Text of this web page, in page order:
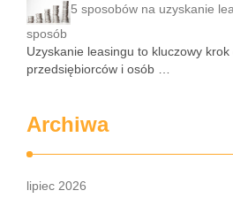
5 sposobów na uzyskanie
sposób
Uzyskanie leasingu to kluczowy krok
przedsiębiorców i osób …
Archiwa
lipiec 2026